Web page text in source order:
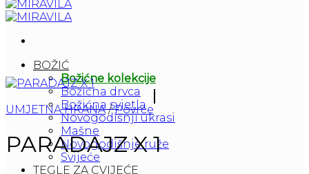
BOŽIĆ
Božićne kolekcije
Božićna drvca
Božićna svjetla
Novogodišnji ukrasi
Mašne
Novogodišnje ruže
Svijeće
TEGLE ZA CVIJEĆE
UMJETNA HRANA / Povrće
PARADAJZ X 1